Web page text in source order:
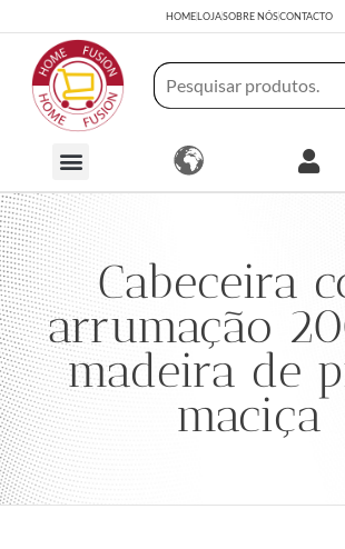
HOMELOJASOBRE NÓSCONTACTO
Cabeceira
arrumação
madeira de
maciça